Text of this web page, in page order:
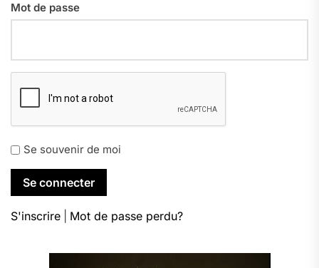
Mot de passe
Se souvenir de moi
S'inscrire Mot de passe perdu?